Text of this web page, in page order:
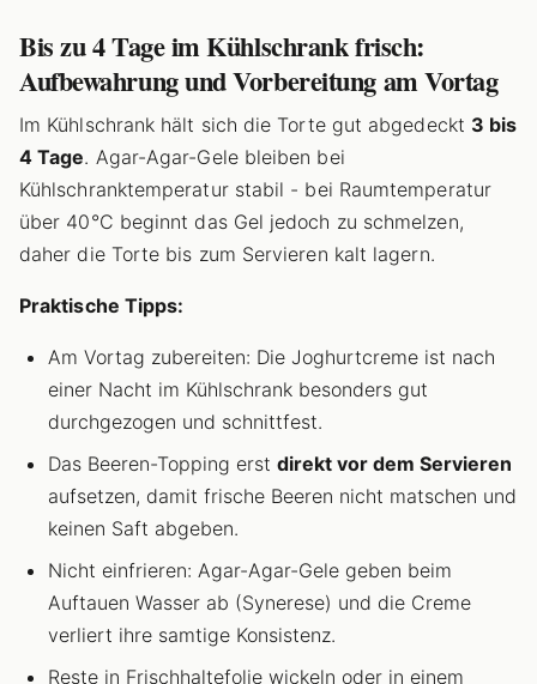
Bis zu 4 Tage im Kühlschrank frisch:
Aufbewahrung und Vorbereitung am Vortag
Im Kühlschrank hält sich die Torte gut abgedeckt 3 bis
4 Tage. Agar-Agar-Gele bleiben bei
Kühlschranktemperatur stabil - bei Raumtemperatur
über 40°C beginnt das Gel jedoch zu schmelzen,
daher die Torte bis zum Servieren kalt lagern.
Praktische Tipps:
Am Vortag zubereiten: Die Joghurtcreme ist nach
einer Nacht im Kühlschrank besonders gut
durchgezogen und schnittfest.
Das Beeren-Topping erst direkt vor dem Servieren
aufsetzen, damit frische Beeren nicht matschen und
keinen Saft abgeben.
Nicht einfrieren: Agar-Agar-Gele geben beim
Auftauen Wasser ab (Synerese) und die Creme
verliert ihre samtige Konsistenz.
Reste in Frischhaltefolie wickeln oder in einem